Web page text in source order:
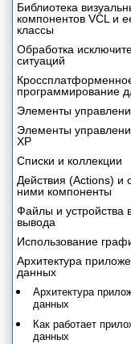
Библиотека
компонентов VCL и
классы
Обработка
ситуаций
программирование
Элементы
Элементы
XP
Списки и коллекции
Действия (Actions) и
ними компоненты
Файлы и устройства
вывода
Использование
Архитектура
данных
Архитектура
данных
Как работает
данных